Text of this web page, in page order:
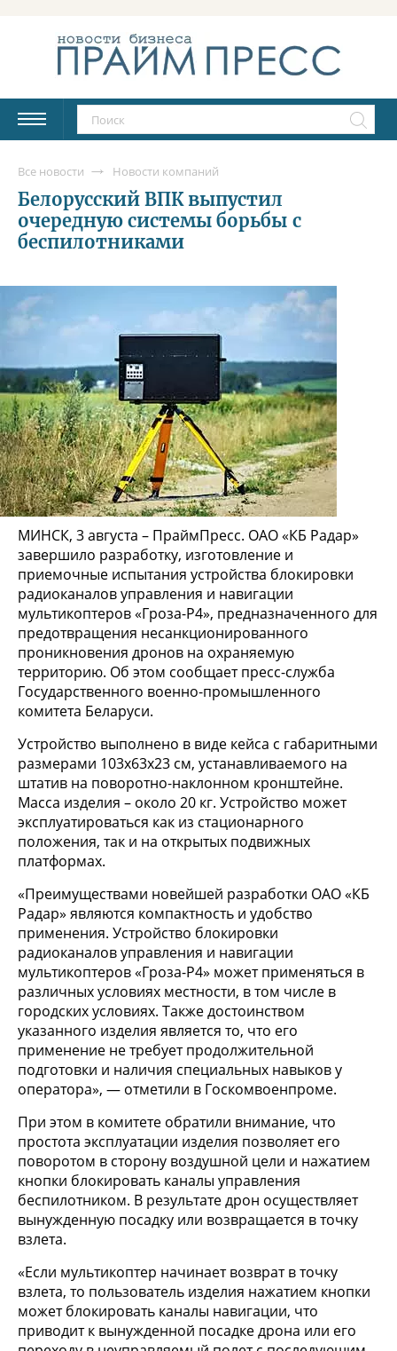
Все новости Новости компаний
Белорусский ВПК выпустил
очередную системы борьбы с
беспилотниками
МИНСК, 3 августа – ПраймПресс. ОАО «КБ Радар»
завершило разработку, изготовление и
приемочные испытания устройства блокировки
радиоканалов управления и навигации
мультикоптеров «Гроза-Р4», предназначенного для
предотвращения несанкционированного
проникновения дронов на охраняемую
территорию. Об этом сообщает пресс-служба
Государственного военно-промышленного
комитета Беларуси.
Устройство выполнено в виде кейса с габаритными
размерами 103х63х23 см, устанавливаемого на
штатив на поворотно-наклонном кронштейне.
Масса изделия – около 20 кг. Устройство может
эксплуатироваться как из стационарного
положения, так и на открытых подвижных
платформах.
«Преимуществами новейшей разработки ОАО «КБ
Радар» являются компактность и удобство
применения. Устройство блокировки
радиоканалов управления и навигации
мультикоптеров «Гроза-Р4» может применяться в
различных условиях местности, в том числе в
городских условиях. Также достоинством
указанного изделия является то, что его
применение не требует продолжительной
подготовки и наличия специальных навыков у
оператора», — отметили в Госкомвоенпроме.
При этом в комитете обратили внимание, что
простота эксплуатации изделия позволяет его
поворотом в сторону воздушной цели и нажатием
кнопки блокировать каналы управления
беспилотником. В результате дрон осуществляет
вынужденную посадку или возвращается в точку
взлета.
«Если мультикоптер начинает возврат в точку
взлета, то пользователь изделия нажатием кнопки
может блокировать каналы навигации, что
приводит к вынужденной посадке дрона или его